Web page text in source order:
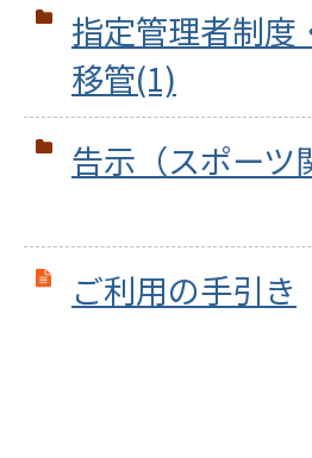
指定管理者制度
移管(1)
告示（スポーツ
ご利用の手引き